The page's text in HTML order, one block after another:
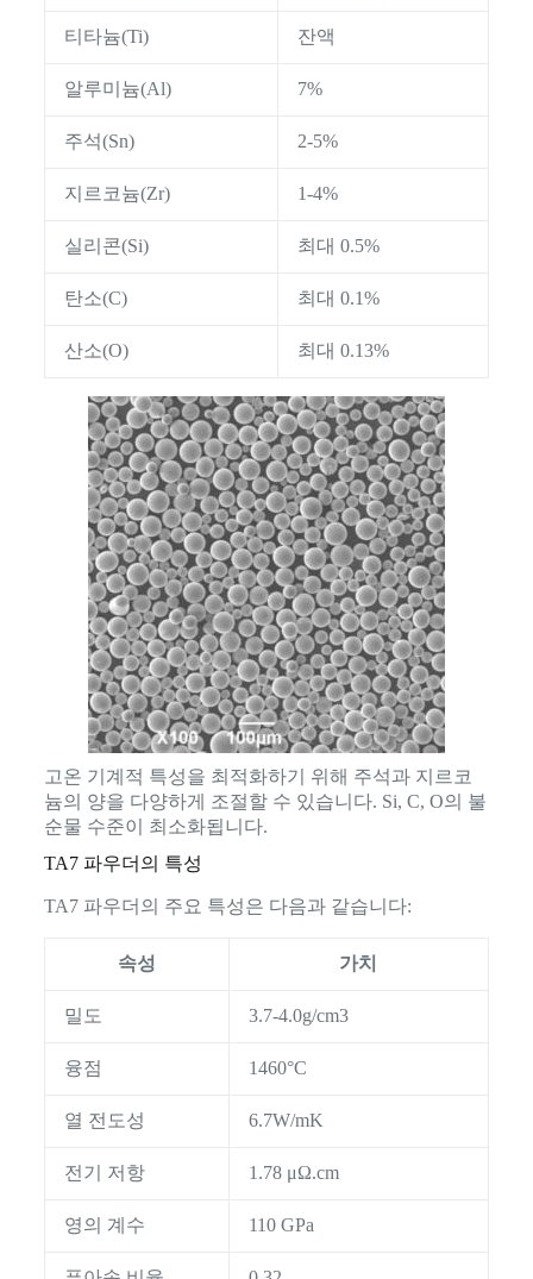
티타늄(Ti) 잔액
알루미늄(Al) 7%
주석(Sn) 2-5%
지르코늄(Zr) 1-4%
실리콘(Si) 최대 0.5%
탄소(C) 최대 0.1%
산소(O) 최대 0.13%
고온 기계적 특성을 최적화하기 위해 주석과 지르코
늄의 양을 다양하게 조절할 수 있습니다. Si, C, O의 불
순물 수준이 최소화됩니다.
TA7 파우더의 특성
TA7 파우더의 주요 특성은 다음과 같습니다:
속성 가치
밀도 3.7-4.0g/cm3
융점 1460°C
열 전도성 6.7W/mK
전기 저항 1.78 μΩ.cm
영의 계수 110 GPa